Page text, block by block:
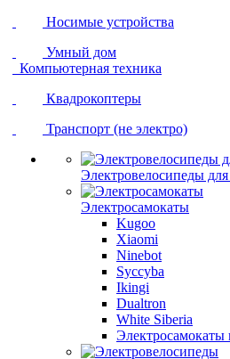
Носимые устройства
Умный дом
Компьютерная техника
Квадрокоптеры
Транспорт (не электро)
Электровелосипеды для
Электросамокаты
Kugoo
Xiaomi
Ninebot
Syccyba
Ikingi
Dualtron
White Siberia
Электросамокаты